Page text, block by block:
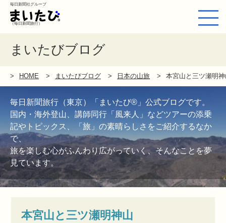
毎日新聞社グループ
（毎日新聞旅行）
まいたびブログ
HOME まいたびブログ 日本の山旅 本宮山と三ツ瀬明
毎日新聞旅行（東京）「まいたび®」公式ブログです。
国内・海外登山、講師同行「風来人」などツアーの添乗
記やトピックス、「旅」の素晴らしさをご紹介するなか
で、
旅を楽しむ心がふんわり広がっていく、そんなことを夢
見ています。
本宮山と三ツ瀬明神山